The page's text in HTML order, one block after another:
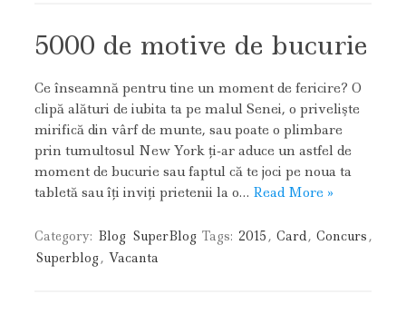
5000 de motive de bucurie
Ce înseamnă pentru tine un moment de fericire? O
clipă alături de iubita ta pe malul Senei, o privelişte
mirifică din vârf de munte, sau poate o plimbare
prin tumultosul New York ţi-ar aduce un astfel de
moment de bucurie sau faptul că te joci pe noua ta
tabletă sau îţi inviţi prietenii la o… Read More »
Category: Blog SuperBlog Tags: 2015 , Card, Concurs ,
Superblog, Vacanta